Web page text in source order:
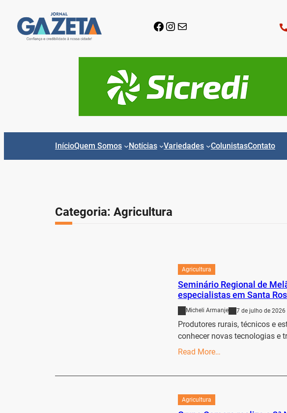
para
Facebook
Instagram
E-mail
InícioQuem Somos Notícias Variedades ColunistasContato
Categoria: Agricultura
Agricultura
Seminário Regional de
especialistas em Santa
Micheli Armanje 7 de julho de 2026
Produtores rurais, técnicos e
conhecer novas tecnologias e
Read More…
Agricultura